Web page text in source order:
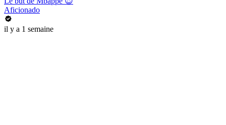
Aficionado
il y a 1 semaine